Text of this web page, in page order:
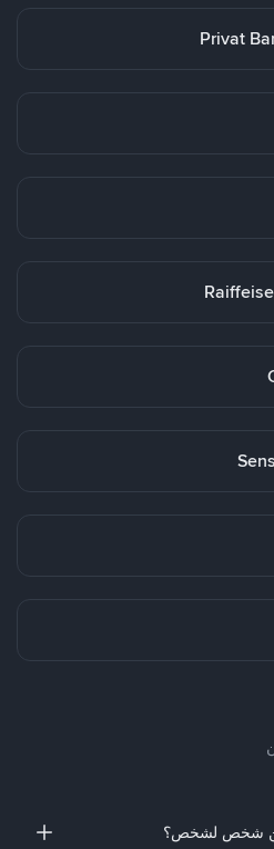
Privat
من شخص لشخص؟